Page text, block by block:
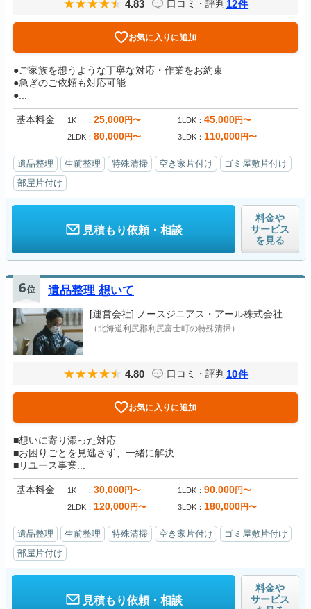
4.83 口コミ・評判 12件
お気に入りに追加
●ご家族を想うような丁寧な対応・作業をお約束
●急ぎのご依頼も対応可能
●...
基本料金 1K 25,000円〜 1LDK 45,000円〜
2LDK 80,000円〜 3LDK 110,000円〜
遺品整理 生前整理 特殊清掃 空き家片付け
ゴミ屋敷片付け
部屋片付け
見積もり依頼・相談
料金や
サービス
を見る
6位 遺品整理 想いて
[運営会社] ノースジニアス・アール株式会社
（北海道利尻郡利尻富士町の特殊清掃）
4.80 口コミ・評判 10件
お気に入りに追加
■想いに寄り添った対応
■お困りごとを見逃さず、一緒に解決
■リユース事業...
基本料金 1K 30,000円〜 1LDK 90,000円〜
2LDK 120,000円〜 3LDK 180,000円〜
遺品整理 生前整理 特殊清掃 空き家片付け
ゴミ屋敷片付け
部屋片付け
見積もり依頼・相談
料金や
サービス